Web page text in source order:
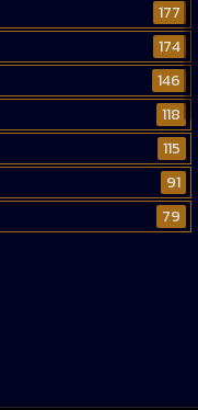
177
174
146
118
115
91
79